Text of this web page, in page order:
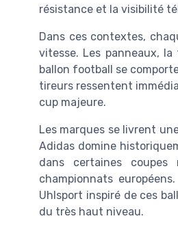
résistance et la visibilité
Dans ces contextes,
vitesse. Les panneaux,
ballon football se
tireurs ressentent
cup majeure.
Les marques se livrent
Adidas domine
dans certaines
championnats
Uhlsport inspiré de ces
du très haut niveau.